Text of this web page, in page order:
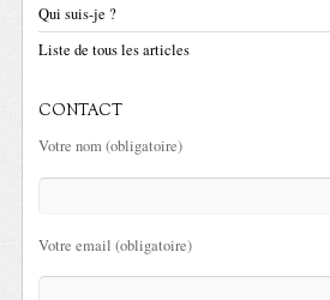
Qui suis-je ?
Liste de tous les articles
CONTACT
Votre nom (obligatoire)
Votre email (obligatoire)